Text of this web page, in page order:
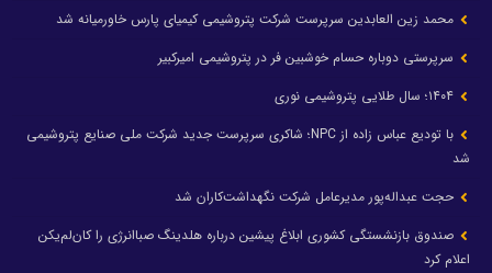
محمد زین العابدین سرپرست شرکت پتروشیمی کیمیای پارس خاورمیانه شد
سرپرستی دوباره حسام خوشبین فر در پتروشیمی امیرکبیر
با تودیع عباس زاده از NPC؛ شاکری سرپرست جدید شرکت ملی صنایع پتروشیمی
شد
حجت عبداله‌پور مدیرعامل شرکت نگهداشت‌کاران شد
صندوق بازنشستگی کشوری ابلاغ پیشین درباره هلدینگ صباانرژی را کان‌لم‌یکن
اعلام کرد